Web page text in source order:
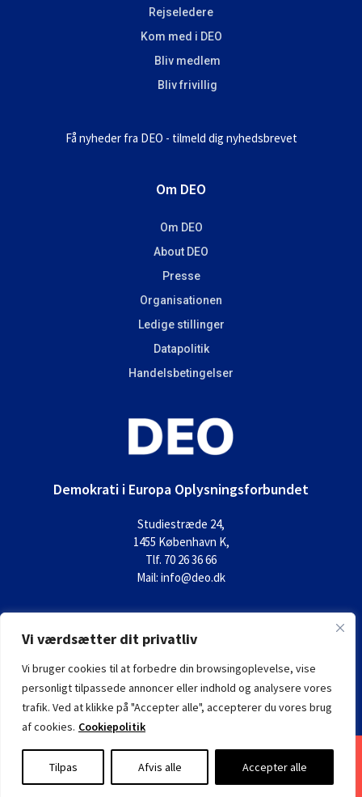
Vi værdsætter dit privatliv
Vi bruger cookies til at forbedre din browsingoplevelse, vise
personligt tilpassede annoncer eller indhold og analysere vores
trafik. Ved at klikke på "Accepter alle", accepterer du vores brug
af cookies. Cookiepolitik
Tilpas Afvis alle Accepter alle
Rejseledere
Kom med i DEO
Bliv medlem
Bliv frivillig
Få nyheder fra DEO - tilmeld dig nyhedsbrevet
Om DEO
Om DEO
About DEO
Presse
Organisationen
Ledige stillinger
Datapolitik
Handelsbetingelser
Demokrati i Europa Oplysningsforbundet
Studiestræde 24,
1455 København K,
Tlf. 70 26 36 66
Mail: info@deo.dk
· Copyright © 2026 · Log ind